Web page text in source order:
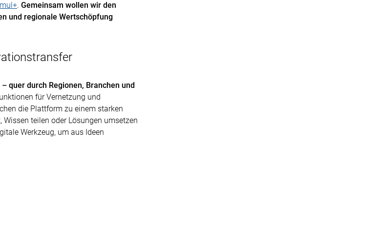
. Gemeinsam wollen wir den
und regionale Wertschöpfung
quer durch Regionen, Branchen und
für Vernetzung und
die Plattform zu einem starken
teilen oder Lösungen umsetzen
Werkzeug, um aus Ideen